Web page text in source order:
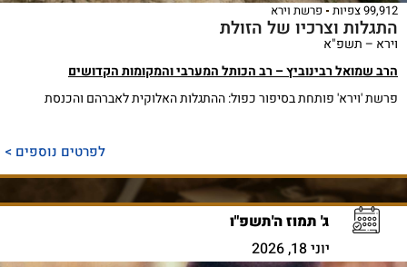
99,912 צפיות פרשת וירא
התגלות וצרכיו של הזולת
וירא – תשפ"א
הרב שמואל רבינוביץ – רב הכותל המערבי והמקומות הקדושים
פרשת 'וירא' פותחת בסיפור כפול: ההתגלות האלוקית לאברהם והכנסת
לפרטים נוספים >
ג' תמוז ה'תשפ"ו
יוני 18, 2026